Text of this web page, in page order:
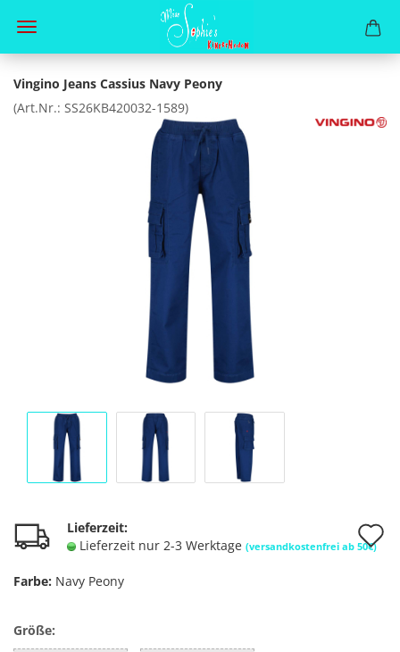
Vingino Jeans Cassius Navy Peony
(Art.Nr.: SS26KB420032-1589)
Lieferzeit:
Lieferzeit nur 2-3 Werktage (versandkostenfrei ab 50€)
Farbe: Navy Peony
Größe: